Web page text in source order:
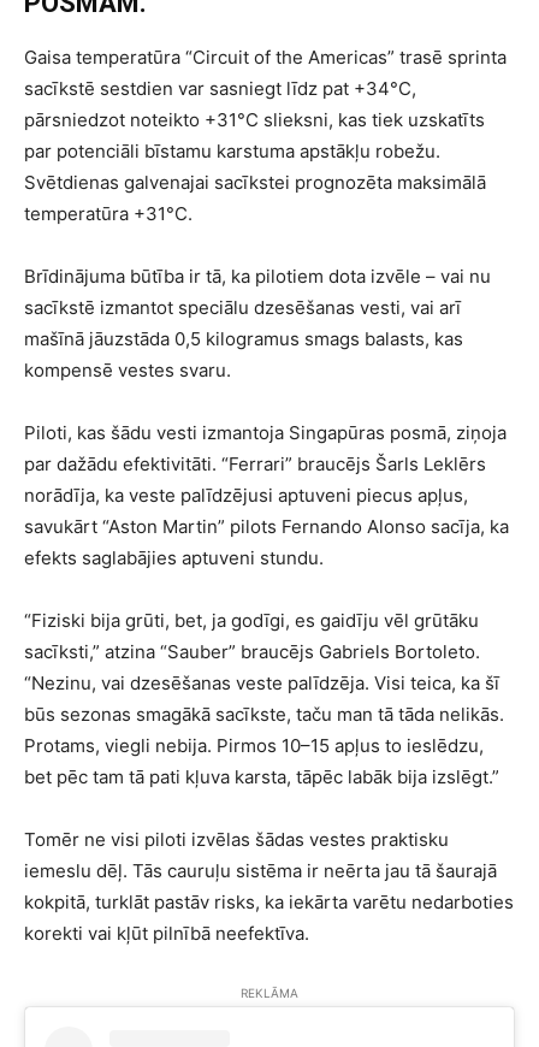
Gaisa temperatūra “Circuit of the Americas” trasē sprinta
sacīkstē sestdien var sasniegt līdz pat +34°C,
pārsniedzot noteikto +31°C slieksni, kas tiek uzskatīts
par potenciāli bīstamu karstuma apstākļu robežu.
Svētdienas galvenajai sacīkstei prognozēta maksimālā
temperatūra +31°C.
Brīdinājuma būtība ir tā, ka pilotiem dota izvēle – vai nu
sacīkstē izmantot speciālu dzesēšanas vesti, vai arī
mašīnā jāuzstāda 0,5 kilogramus smags balasts, kas
kompensē vestes svaru.
Piloti, kas šādu vesti izmantoja Singapūras posmā, ziņoja
par dažādu efektivitāti. “Ferrari” braucējs Šarls Leklērs
norādīja, ka veste palīdzējusi aptuveni piecus apļus,
savukārt “Aston Martin” pilots Fernando Alonso sacīja, ka
efekts saglabājies aptuveni stundu.
“Fiziski bija grūti, bet, ja godīgi, es gaidīju vēl grūtāku
sacīksti,” atzina “Sauber” braucējs Gabriels Bortoleto.
“Nezinu, vai dzesēšanas veste palīdzēja. Visi teica, ka šī
būs sezonas smagākā sacīkste, taču man tā tāda nelikās.
Protams, viegli nebija. Pirmos 10–15 apļus to ieslēdzu,
bet pēc tam tā pati kļuva karsta, tāpēc labāk bija izslēgt.”
Tomēr ne visi piloti izvēlas šādas vestes praktisku
iemeslu dēļ. Tās cauruļu sistēma ir neērta jau tā šaurajā
kokpitā, turklāt pastāv risks, ka iekārta varētu nedarboties
korekti vai kļūt pilnībā neefektīva.
REKLĀMA